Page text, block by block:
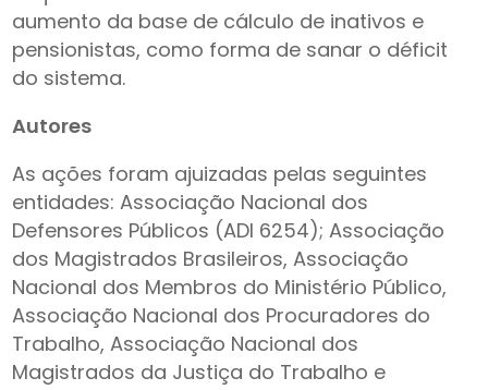
aumento da base de cálculo de inativos e
pensionistas, como forma de sanar o déficit
do sistema.
Autores
As ações foram ajuizadas pelas seguintes
entidades: Associação Nacional dos
Defensores Públicos (ADI 6254); Associação
dos Magistrados Brasileiros, Associação
Nacional dos Membros do Ministério Público,
Associação Nacional dos Procuradores do
Trabalho, Associação Nacional dos
Magistrados da Justiça do Trabalho e